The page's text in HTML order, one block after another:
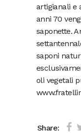
artigianali e
anni 70
saponette.
saponi
oli vegetali
Share: